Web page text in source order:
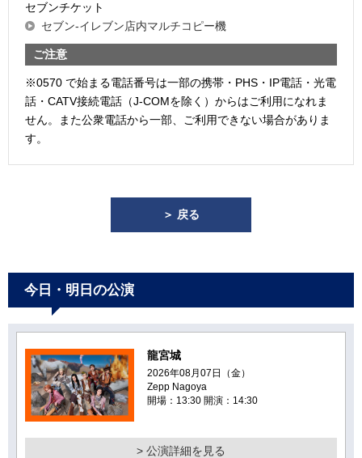
セブンチケット
セブン-イレブン店内マルチコピー機
ご注意
※0570 で始まる電話番号は一部の携帯・PHS・IP電話・光電
話・CATV接続電話（J-COMを除く）からはご利用になれま
せん。また公衆電話から一部、ご利用できない場合がありま
す。
＞ 戻る
今日・明日の公演
龍宮城
2026年08月07日（金）
Zepp Nagoya
開場：13:30 開演：14:30
> 公演詳細を見る